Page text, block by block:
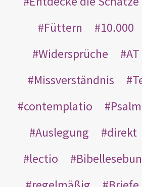
Füttern
10.000
Widersprüche
AT
Missverständnis
contemplatio
Auslegung
direkt
lectio